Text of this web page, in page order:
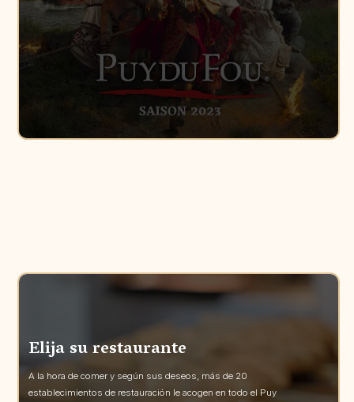
Elija su restaurante
A la hora de comer y según sus deseos, más de 20
establecimientos de restauración le acogen en todo el Puy